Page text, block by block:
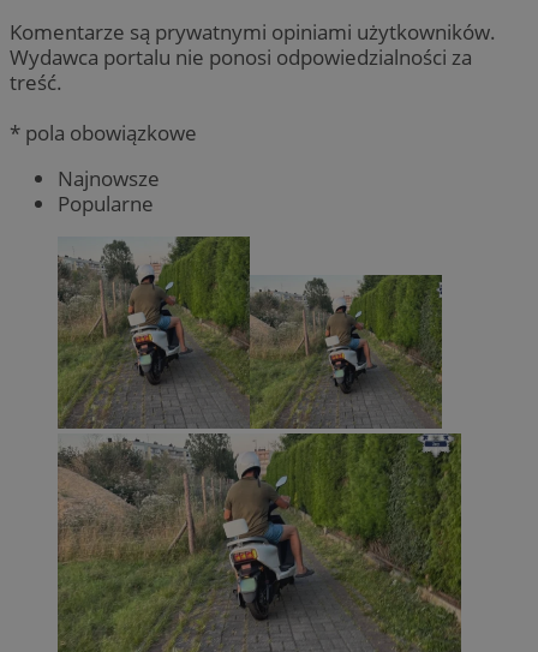
Komentarze są prywatnymi opiniami użytkowników.
Wydawca portalu nie ponosi odpowiedzialności za
treść.
* pola obowiązkowe
Najnowsze
Popularne